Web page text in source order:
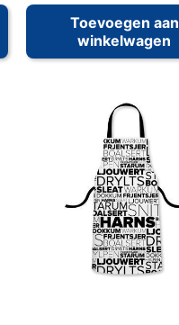
Toevoegen aan
winkelwagen